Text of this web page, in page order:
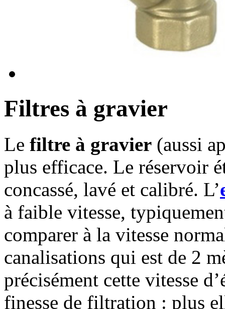
Filtres à gravier
Le filtre à gravier (aussi
plus efficace. Le réservoir
concassé, lavé et calibré. L’
à faible vitesse,
comparer à la vitesse
canalisations qui est de 2
précisément cette vitesse
finesse de filtration : plus